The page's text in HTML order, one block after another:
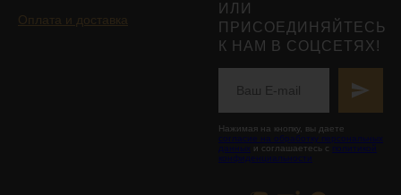
Оплата и доставка
ИЛИ
ПРИСОЕДИНЯЙТЕСЬ
К НАМ В СОЦСЕТЯХ!
Нажимая на кнопку, вы даете
согласие на обработку персональных
данных и соглашаетесь с политикой
конфиденциальности